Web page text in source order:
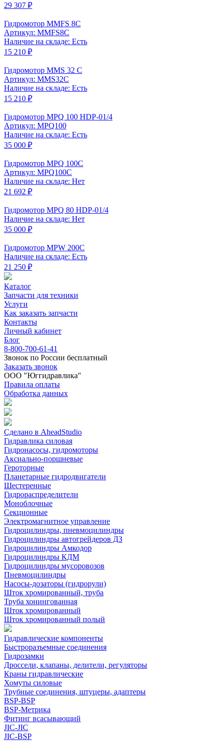
29 307 ₽
Гидромотор MMFS 8C
Артикул: MMFS8C
Наличие на складе: Есть
15 210 ₽
Гидромотор MMS 32 C
Артикул: MMS32C
Наличие на складе: Есть
15 210 ₽
Гидромотор MPQ 100 HDP-01/4
Артикул: MPQ100
Наличие на складе: Есть
35 000 ₽
Гидромотор MPQ 100C
Артикул: MPQ100C
Наличие на складе: Нет
21 692 ₽
Гидромотор MPQ 80 HDP-01/4
Наличие на складе: Нет
35 000 ₽
Гидромотор MPW 200C
Наличие на складе: Есть
21 250 ₽
Каталог
Запчасти для техники
Услуги
Как заказать запчасти
Контакты
Личный кабинет
Блог
8-800-700-61-41
Звонок по России бесплатный
Заказать звонок
ООО "Юггидравлика"
Правила оплаты
Обработка данных
Сделано в AheadStudio
Гидравлика силовая
Гидронасосы, гидромоторы
Аксиально-поршневые
Героторные
Планетарные гидродвигатели
Шестеренные
Гидрораспределители
Моноблочные
Секционные
Электромагнитное управление
Гидроцилиндры, пневмоцилиндры
Гидроцилиндры автогрейдеров ДЗ
Гидроцилиндры Амкодор
Гидроцилиндры КДМ
Гидроцилиндры мусоровозов
Пневмоцилиндры
Насосы-дозаторы (гидрорули)
Шток хромированный, труба
Труба хонингованная
Шток хромированный
Шток хромированный полый
Гидравлические компоненты
Быстроразъемные соединения
Гидрозамки
Дроссели, клапаны, делители, регуляторы
Краны гидравлические
Хомуты силовые
Трубные соединения, штуцеры, адаптеры
BSP-BSP
BSP-Метрика
Фитинг всасывающий
JIC-JIC
JIC-BSP